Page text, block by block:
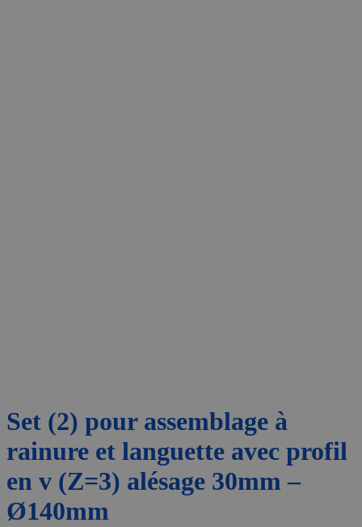
Set (2) pour assemblage à
rainure et languette avec profil
en v (Z=3) alésage 30mm –
Ø140mm